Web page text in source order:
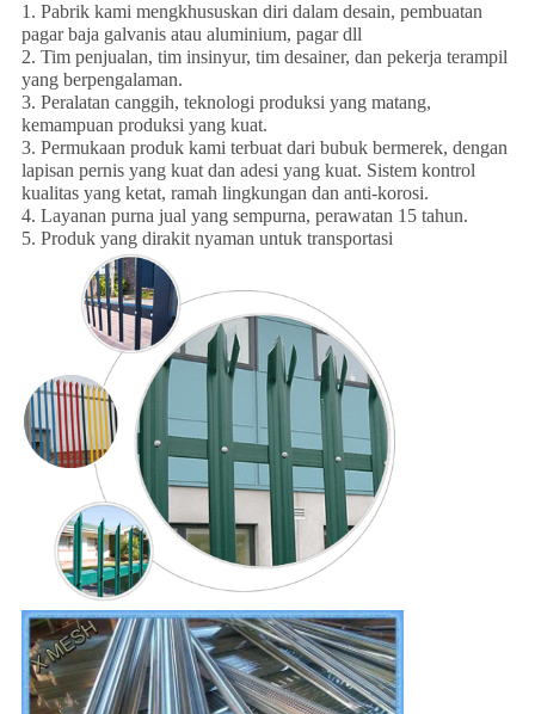
1. Pabrik kami mengkhususkan diri dalam desain, pembuatan
pagar baja galvanis atau aluminium, pagar dll
2. Tim penjualan, tim insinyur, tim desainer, dan pekerja terampil
yang berpengalaman.
3. Peralatan canggih, teknologi produksi yang matang,
kemampuan produksi yang kuat.
3. Permukaan produk kami terbuat dari bubuk bermerek, dengan
lapisan pernis yang kuat dan adesi yang kuat. Sistem kontrol
kualitas yang ketat, ramah lingkungan dan anti-korosi.
4. Layanan purna jual yang sempurna, perawatan 15 tahun.
5. Produk yang dirakit nyaman untuk transportasi